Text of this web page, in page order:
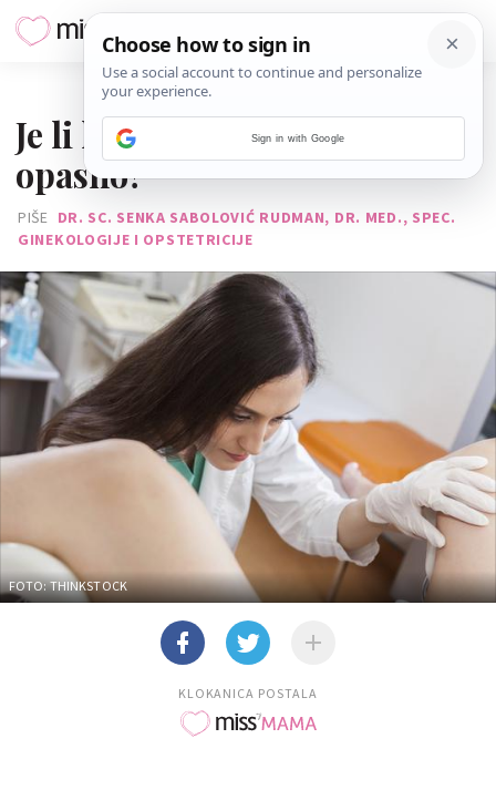
Je li krvarenje nakon poroda
opasno?
PIŠE DR. SC. SENKA SABOLOVIĆ RUDMAN, DR. MED., SPEC.
GINEKOLOGIJE I OPSTETRICIJE
FOTO: THINKSTOCK
KLOKANICA POSTALA
Sign in with Google